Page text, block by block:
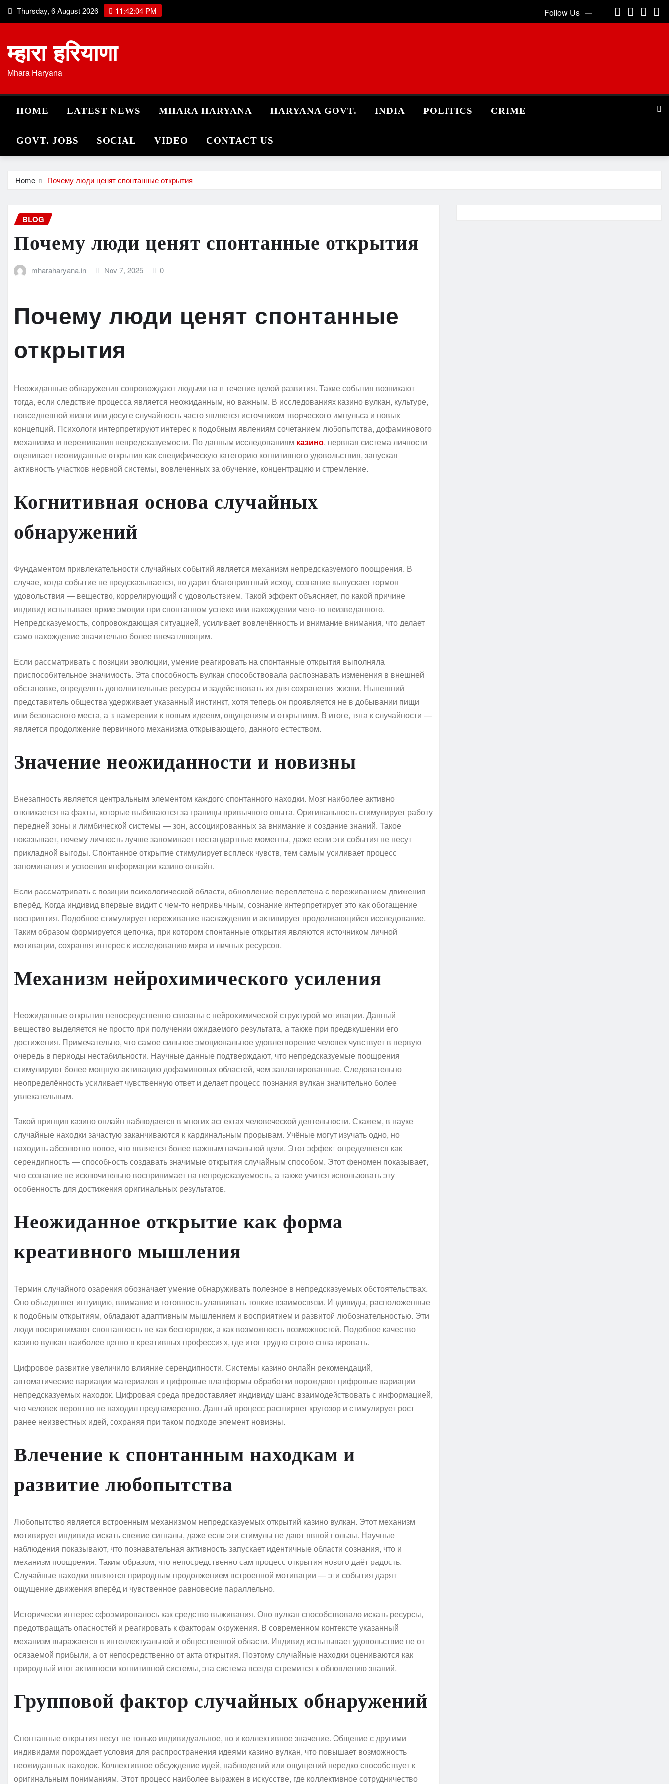
Skip Thursday, 6 August 2026 11:42:05 PM Follow Us
म्हारा हरियाणा
Mhara Haryana
HOME LATEST NEWS MHARA HARYANA HARYANA GOVT. INDIA POLITICS CRIME
GOVT. JOBS SOCIAL VIDEO CONTACT US
Home Почему люди ценят спонтанные открытия
BLOG
Почему люди ценят спонтанные открытия
mharaharyana.in Nov 7, 2025 0
Почему люди ценят спонтанные
открытия
Неожиданные обнаружения сопровождают людьми на в течение целой развития. Такие события возникают
тогда, если следствие процесса является неожиданным, но важным. В исследованиях казино вулкан, культуре,
повседневной жизни или досуге случайность часто является источником творческого импульса и новых
концепций. Психологи интерпретируют интерес к подобным явлениям сочетанием любопытства, дофаминового
механизма и переживания непредсказуемости. По данным исследованиям казино, нервная система личности
оценивает неожиданные открытия как специфическую категорию когнитивного удовольствия, запуская
активность участков нервной системы, вовлеченных за обучение, концентрацию и стремление.
Когнитивная основа случайных
обнаружений
Фундаментом привлекательности случайных событий является механизм непредсказуемого поощрения. В
случае, когда событие не предсказывается, но дарит благоприятный исход, сознание выпускает гормон
удовольствия — вещество, коррелирующий с удовольствием. Такой эффект объясняет, по какой причине
индивид испытывает яркие эмоции при спонтанном успехе или нахождении чего-то неизведанного.
Непредсказуемость, сопровождающая ситуацией, усиливает вовлечённость и внимание внимания, что делает
само нахождение значительно более впечатляющим.
Если рассматривать с позиции эволюции, умение реагировать на спонтанные открытия выполняла
приспособительное значимость. Эта способность вулкан способствовала распознавать изменения в внешней
обстановке, определять дополнительные ресурсы и задействовать их для сохранения жизни. Нынешний
представитель общества удерживает указанный инстинкт, хотя теперь он проявляется не в добывании пищи
или безопасного места, а в намерении к новым идееям, ощущениям и открытиям. В итоге, тяга к случайности —
является продолжение первичного механизма открывающего, данного естеством.
Значение неожиданности и новизны
Внезапность является центральным элементом каждого спонтанного находки. Мозг наиболее активно
откликается на факты, которые выбиваются за границы привычного опыта. Оригинальность стимулирует работу
передней зоны и лимбической системы — зон, ассоциированных за внимание и создание знаний. Такое
показывает, почему личность лучше запоминает нестандартные моменты, даже если эти события не несут
прикладной выгоды. Спонтанное открытие стимулирует всплеск чувств, тем самым усиливает процесс
запоминания и усвоения информации казино онлайн.
Если рассматривать с позиции психологической области, обновление переплетена с переживанием движения
вперёд. Когда индивид впервые видит с чем-то непривычным, сознание интерпретирует это как обогащение
восприятия. Подобное стимулирует переживание наслаждения и активирует продолжающийся исследование.
Таким образом формируется цепочка, при котором спонтанные открытия являются источником личной
мотивации, сохраняя интерес к исследованию мира и личных ресурсов.
Механизм нейрохимического усиления
Неожиданные открытия непосредственно связаны с нейрохимической структурой мотивации. Данный
вещество выделяется не просто при получении ожидаемого результата, а также при предвкушении его
достижения. Примечательно, что самое сильное эмоциональное удовлетворение человек чувствует в первую
очередь в периоды нестабильности. Научные данные подтверждают, что непредсказуемые поощрения
стимулируют более мощную активацию дофаминовых областей, чем запланированные. Следовательно
неопределённость усиливает чувственную ответ и делает процесс познания вулкан значительно более
увлекательным.
Такой принцип казино онлайн наблюдается в многих аспектах человеческой деятельности. Скажем, в науке
случайные находки зачастую заканчиваются к кардинальным прорывам. Учёные могут изучать одно, но
находить абсолютно новое, что является более важным начальной цели. Этот эффект определяется как
серендипность — способность создавать значимые открытия случайным способом. Этот феномен показывает,
что сознание не исключительно воспринимает на непредсказуемость, а также учится использовать эту
особенность для достижения оригинальных результатов.
Неожиданное открытие как форма
креативного мышления
Термин случайного озарения обозначает умение обнаруживать полезное в непредсказуемых обстоятельствах.
Оно объединяет интуицию, внимание и готовность улавливать тонкие взаимосвязи. Индивиды, расположенные
к подобным открытиям, обладают адаптивным мышлением и восприятием и развитой любознательностью. Эти
люди воспринимают спонтанность не как беспорядок, а как возможность возможностей. Подобное качество
казино вулкан наиболее ценно в креативных профессиях, где итог трудно строго спланировать.
Цифровое развитие увеличило влияние серендипности. Системы казино онлайн рекомендаций,
автоматические вариации материалов и цифровые платформы обработки порождают цифровые вариации
непредсказуемых находок. Цифровая среда предоставляет индивиду шанс взаимодействовать с информацией,
что человек вероятно не находил преднамеренно. Данный процесс расширяет кругозор и стимулирует рост
ранее неизвестных идей, сохраняя при таком подходе элемент новизны.
Влечение к спонтанным находкам и
развитие любопытства
Любопытство является встроенным механизмом непредсказуемых открытий казино вулкан. Этот механизм
мотивирует индивида искать свежие сигналы, даже если эти стимулы не дают явной пользы. Научные
наблюдения показывают, что познавательная активность запускает идентичные области сознания, что и
механизм поощрения. Таким образом, что непосредственно сам процесс открытия нового даёт радость.
Случайные находки являются природным продолжением встроенной мотивации — эти события дарят
ощущение движения вперёд и чувственное равновесие параллельно.
Исторически интерес сформировалось как средство выживания. Оно вулкан способствовало искать ресурсы,
предотвращать опасностей и реагировать к факторам окружения. В современном контексте указанный
механизм выражается в интеллектуальной и общественной области. Индивид испытывает удовольствие не от
осязаемой прибыли, а от непосредственно от акта открытия. Поэтому случайные находки оцениваются как
природный итог активности когнитивной системы, эта система всегда стремится к обновлению знаний.
Групповой фактор случайных обнаружений
Спонтанные открытия несут не только индивидуальное, но и коллективное значение. Общение с другими
индивидами порождает условия для распространения идеями казино вулкан, что повышает возможность
неожиданных находок. Коллективное обсуждение идей, наблюдений или ощущений нередко способствует к
оригинальным пониманиям. Этот процесс наиболее выражен в искусстве, где коллективное сотрудничество